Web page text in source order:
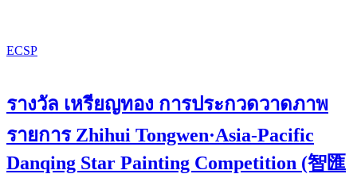
ECSP
รางวัล เหรียญทอง การประกวดวาดภาพ
รายการ Zhihui Tongwen·Asia-Pacific
Danqing Star Painting Competition (智匯